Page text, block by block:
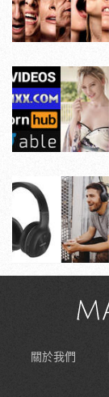
關於我們